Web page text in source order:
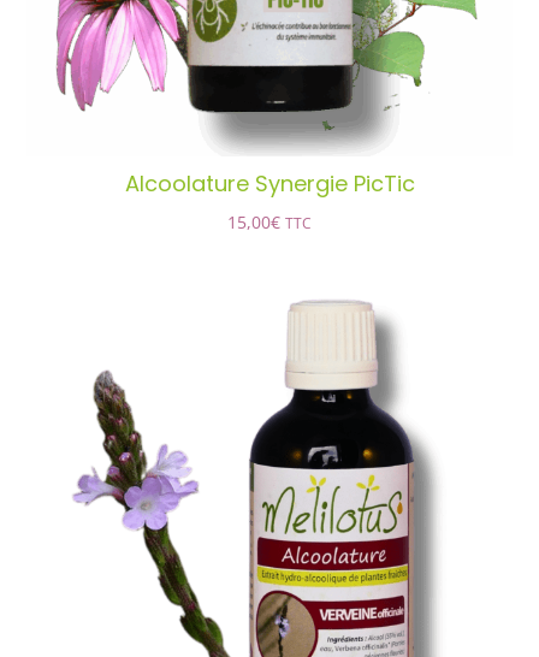
Alcoolature Synergie PicTic
15,00€ TTC
Alcoolature Verveine officinale
DÉTAILS